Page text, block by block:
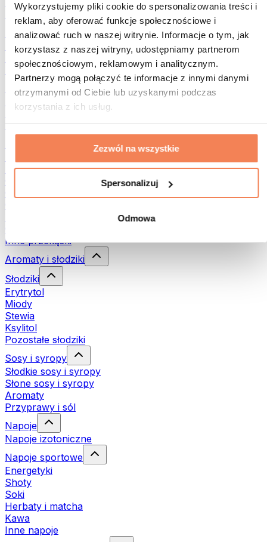
Wykorzystujemy pliki cookie do spersonalizowania treści i
reklam, aby oferować funkcje społecznościowe i
analizować ruch w naszej witrynie. Informacje o tym, jak
korzystasz z naszej witryny, udostępniamy partnerom
społecznościowym, reklamowym i analitycznym.
Partnerzy mogą połączyć te informacje z innymi danymi
otrzymanymi od Ciebie lub uzyskanymi podczas
korzystania z ich usług.
Zezwól na wszystkie
Spersonalizuj
Odmowa
Rośliny strączkowe
Inna żywność fitness
Masła orzechowe
Masło orzechowe 100%
Słodkie masła orzechowe
Masła orzechowe z białkiem
Superfood
Zielone superfoods
Błonnik
Inne superfoods
Suszone mięso
Owoce liofilizowane
Ciastka proteinowe
Chipsy i chrupki
Czekolady
Inne przekąski
Aromaty i słodziki
Słodziki
Erytrytol
Miody
Stewia
Ksylitol
Pozostałe słodziki
Sosy i syropy
Słodkie sosy i syropy
Słone sosy i syropy
Aromaty
Przyprawy i sól
Napoje
Napoje izotoniczne
Napoje sportowe
Energetyki
Shoty
Soki
Herbaty i matcha
Kawa
Inne napoje